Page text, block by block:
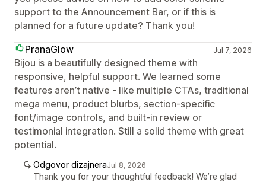
support to the Announcement Bar, or if this is
planned for a future update? Thank you!
PranaGlow
Jul 7, 2026
Bijou is a beautifully designed theme with
responsive, helpful support. We learned some
features aren’t native - like multiple CTAs, traditional
mega menu, product blurbs, section‑specific
font/image controls, and built‑in review or
testimonial integration. Still a solid theme with great
potential.
Odgovor dizajneraJul 8, 2026
Thank you for your thoughtful feedback! We’re glad